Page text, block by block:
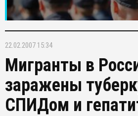
22.02.2007 15:34
Мигранты в
заражены
СПИДом и